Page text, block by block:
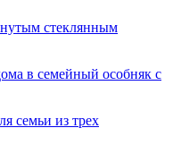
стеклянным
в семейный особняк с
семьи из трех